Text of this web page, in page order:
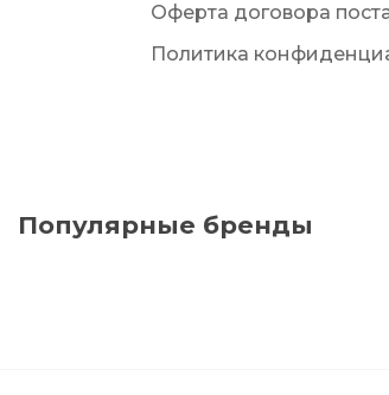
Оферта договора
Политика
Популярные бренды